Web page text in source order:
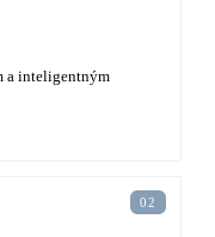
a inteligentným
02